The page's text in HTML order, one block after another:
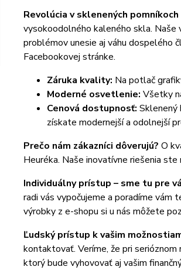
Revolúcia v sklenených pomníkoch
vysokoodolného kaleného skla. Naše
problémov unesie aj váhu dospelého
Facebookovej stránke.
Záruka kvality: Na potlač
Moderné osvetlenie: Všetky
Cenová dostupnosť: Sklenený
získate modernejší a odolnejší
Prečo nám zákazníci dôverujú? O
Heuréka. Naše inovatívne riešenia
Individuálny prístup – sme tu pre
radi vás vypočujeme a poradíme vám
výrobky z e-shopu si u nás môžete
Ľudský prístup k vašim
kontaktovať. Veríme, že pri
ktorý bude vyhovovať aj vašim